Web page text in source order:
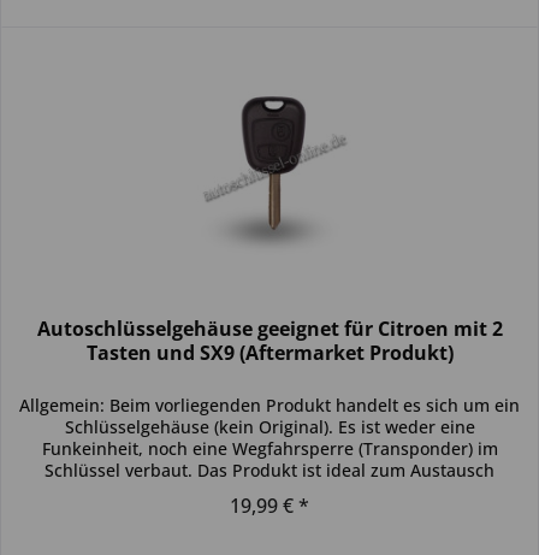
Autoschlüsselgehäuse geeignet für Citroen mit 2
Tasten und SX9 (Aftermarket Produkt)
Allgemein: Beim vorliegenden Produkt handelt es sich um ein
Schlüsselgehäuse (kein Original). Es ist weder eine
Funkeinheit, noch eine Wegfahrsperre (Transponder) im
Schlüssel verbaut. Das Produkt ist ideal zum Austausch
19,99 € *